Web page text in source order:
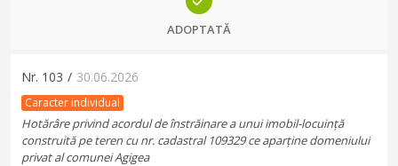
ADOPTATĂ
Nr. 103 / 30.06.2026
Caracter individual
Hotărâre privind acordul de înstrăinare a unui imobil-locuință
construită pe teren cu nr. cadastral 109329 ce aparține domeniului
privat al comunei Agigea